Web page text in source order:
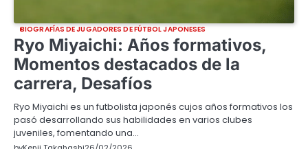
BIOGRAFÍAS DE JUGADORES DE FÚTBOL JAPONESES
Ryo Miyaichi: Años formativos,
Momentos destacados de la
carrera, Desafíos
Ryo Miyaichi es un futbolista japonés cujos años formativos los
pasó desarrollando sus habilidades en varios clubes
juveniles, fomentando una…